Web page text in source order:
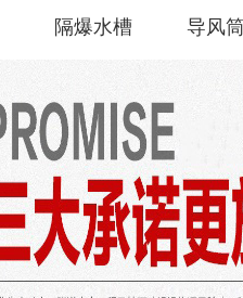
隔爆水槽 导风